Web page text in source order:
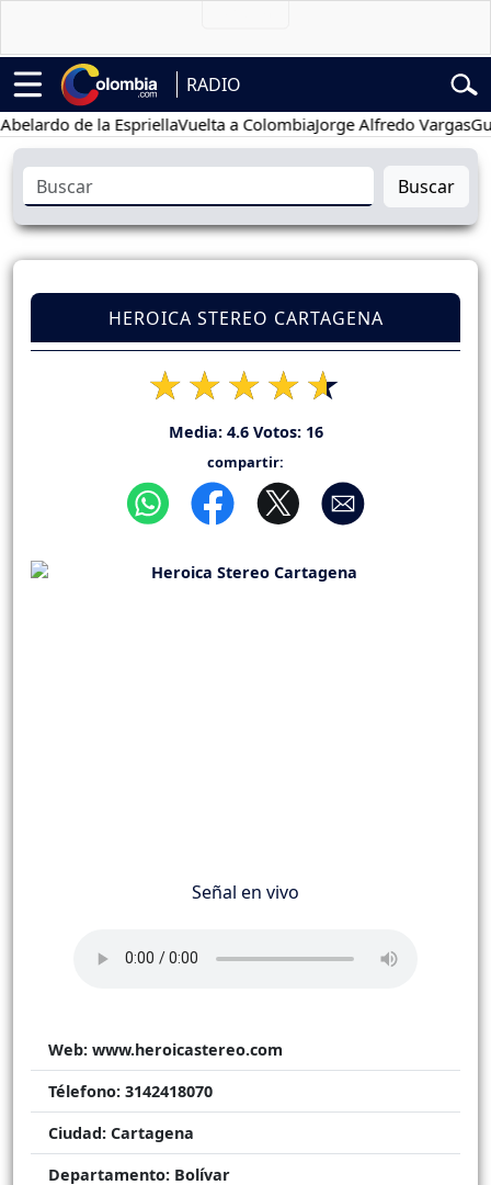
RADIO
de la EspriellaVuelta a ColombiaJorge Alfredo Vargas
Buscar
HEROICA STEREO CARTAGENA
Media: 4.6Votos: 16
compartir:
Señal en vivo
Web: www.heroicastereo.com
Télefono: 3142418070
Ciudad: Cartagena
Departamento: Bolívar